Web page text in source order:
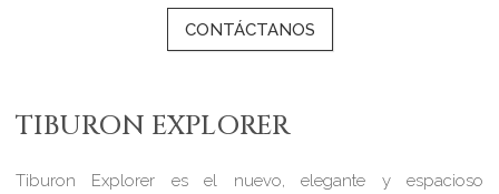
CONTÁCTANOS
TIBURON EXPLORER
Tiburon Explorer es el nuevo, elegante y espacioso